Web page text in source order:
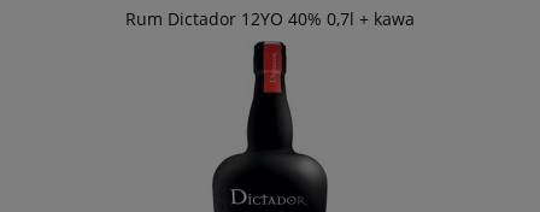
Rum Dictador 12YO 40% 0,7l + kawa